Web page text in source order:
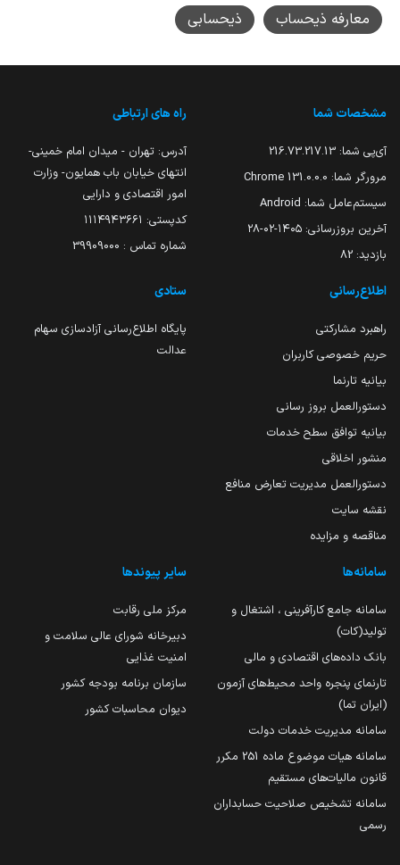
معارفه ذیحساب
ذیحسابی
مشخصات شما
آی‌پی شما: 216.73.217.13
مرورگر شما: 131.0.0.0 Chrome
سیستم‌عامل شما: Android
آخرین بروزرسانی: ۱۴۰۵-۰۲-۲۸
بازدید: 82
راه های ارتباطی
آدرس: تهران - میدان امام خمینی-
انتهای خیابان باب همایون- وزارت
امور اقتصادی و دارایی
کدپستی: ۱۱۱۴۹۴۳۶۶۱
شماره تماس : 39909000
اطلاع‌رسانی
راهبرد مشارکتی
حریم خصوصی کاربران
بیانیه تارنما
دستورالعمل بروز رسانی
بیانیه توافق سطح خدمات
منشور اخلاقی
دستورالعمل مدیریت تعارض منافع
نقشه سایت
مناقصه و مزایده
ستادی
پایگاه اطلاع‌رسانی آزادسازی سهام
عدالت
سامانه‌ها
سامانه جامع کارآفرینی ، اشتغال و
تولید(کات)
بانک داده‌های اقتصادی و مالی
تارنمای پنجره واحد محیط‌های آزمون
(ایران تما)
سامانه مدیریت خدمات دولت
سامانه هیات موضوع ماده 251 مکرر
قانون مالیات‌های مستقیم
سامانه تشخیص صلاحیت حسابداران
رسمی
سایر پیوندها
مرکز ملی رقابت
دبیرخانه شورای عالی سلامت و
امنیت غذایی
سازمان برنامه بودجه کشور
دیوان محاسبات کشور